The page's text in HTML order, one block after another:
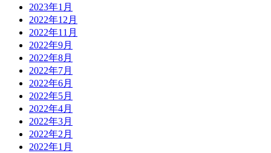
2023年1月
2022年12月
2022年11月
2022年9月
2022年8月
2022年7月
2022年6月
2022年5月
2022年4月
2022年3月
2022年2月
2022年1月